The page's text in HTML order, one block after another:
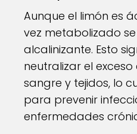
Aunque el limón es
vez metabolizado
alcalinizante. Esto
neutralizar el
sangre y tejidos, lo
para prevenir
enfermedades